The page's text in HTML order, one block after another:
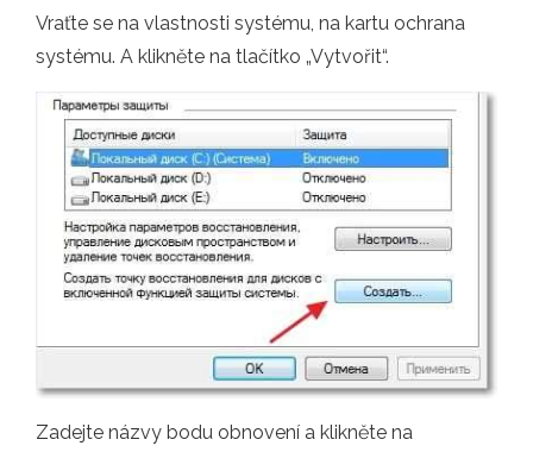
Vraťte se na vlastnosti systému, na kartu ochrana
systému. A klikněte na tlačítko „Vytvořit“.
Zadejte názvy bodu obnovení a klikněte na